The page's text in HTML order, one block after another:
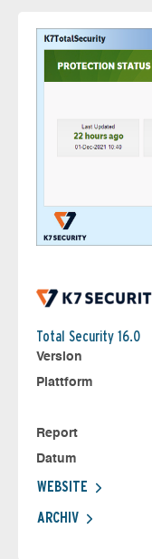
Total Security 16.0
Version
Plattform
Report
Datum
WEBSITE
ARCHIV